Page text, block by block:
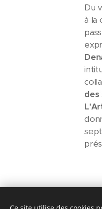
Du
à la
des
Share